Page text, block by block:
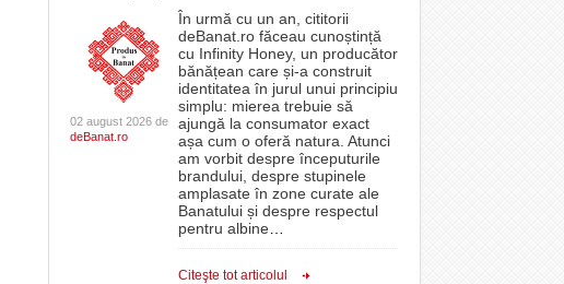
02 august 2026 de
deBanat.ro
În urmă cu un an, cititorii
deBanat.ro făceau cunoștință
cu Infinity Honey, un producător
bănățean care și-a construit
identitatea în jurul unui principiu
simplu: mierea trebuie să
ajungă la consumator exact
așa cum o oferă natura. Atunci
am vorbit despre începuturile
brandului, despre stupinele
amplasate în zone curate ale
Banatului și despre respectul
pentru albine
Citeşte tot articolul